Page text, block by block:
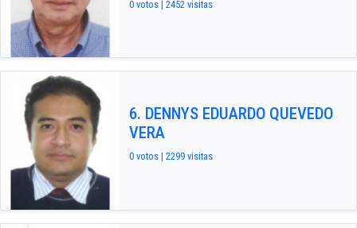
0 votos | 2452 visitas
6. DENNYS EDUARDO QUEVEDO
VERA
0 votos | 2299 visitas